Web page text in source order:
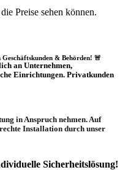
Preise sehen können.
& Behörden! 🚨
an Unternehmen,
Einrichtungen. Privatkunden
in Anspruch nehmen. Auf
Installation durch unser
Sicherheitslösung!